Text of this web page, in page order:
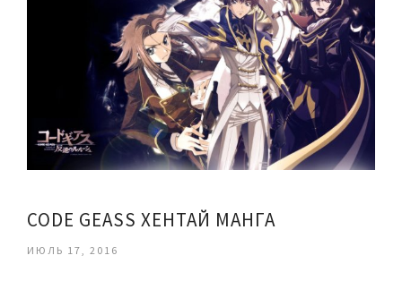
CODE GEASS ХЕНТАЙ МАНГА
ИЮЛЬ 17, 2016